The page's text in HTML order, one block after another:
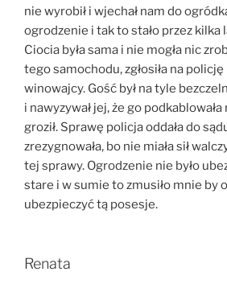
nie wyrobił i wjechał nam do
ogrodzenie i tak to stało przez kilka
Ciocia była sama i nie mogła nic
tego samochodu, zgłosiła na
winowajcy. Gość był na tyle
i nawyzywał jej, że go
groził. Sprawę policja oddała do
zrezygnowała, bo nie miała sił
tej sprawy. Ogrodzenie nie było
stare i w sumie to zmusiło mnie by
ubezpieczyć tą posesje.
Renata